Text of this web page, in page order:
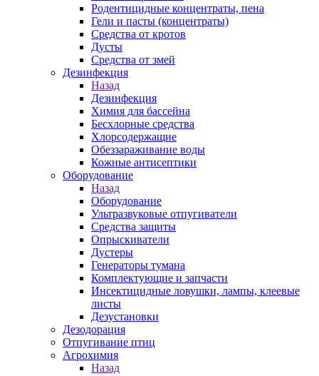
Родентицидные концентраты, пена
Гели и пасты (концентраты)
Средства от кротов
Дусты
Средства от змей
Дезинфекция
Назад
Дезинфекция
Химия для бассейна
Бесхлорные средства
Хлорсодержащие
Обеззараживание воды
Кожные антисептики
Оборудование
Назад
Оборудование
Ультразвуковые отпугиватели
Средства защиты
Опрыскиватели
Дустеры
Генераторы тумана
Комплектующие и запчасти
Инсектицидные ловушки, лампы, клеевые
листы
Дезустановки
Дезодорация
Отпугивание птиц
Агрохимия
Назад